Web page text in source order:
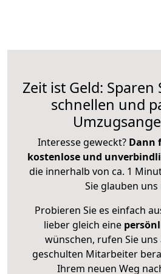
Zeit ist Geld: Sparen
schnellen und
Interesse geweckt? Dann
kostenlose und
die innerhalb von ca. 1
Sie glauben uns
Probieren Sie es einfach
lieber gleich eine
wünschen, rufen Sie
geschulten Mitarbeiter
Ihrem neuen Weg